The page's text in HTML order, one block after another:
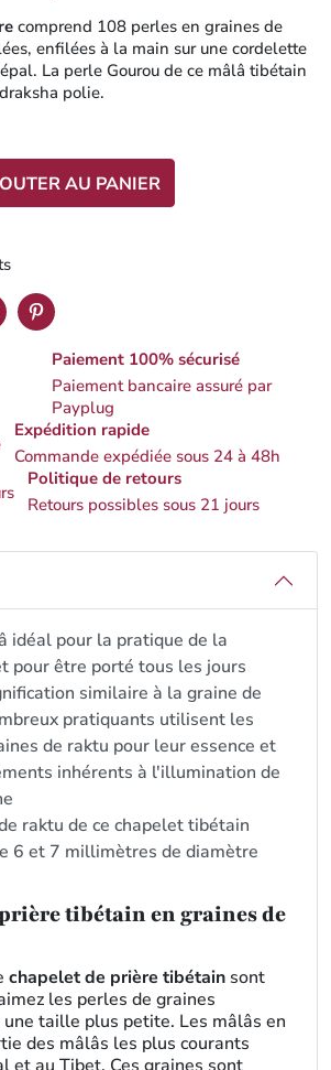
comprend 108 perles en graines de
enfilées à la main sur une cordelette
La perle Gourou de ce mâlâ tibétain
polie.
AU PANIER
Paiement 100% sécurisé
Paiement bancaire assuré par
Payplug
Expédition rapide
Commande expédiée sous 24 à 48h
Politique de retours
Retours possibles sous 21 jours
idéal pour la pratique de la
pour être porté tous les jours
similaire à la graine de
pratiquants utilisent les
de raktu pour leur essence et
inhérents à l'illumination de
raktu de ce chapelet tibétain
6 et 7 millimètres de diamètre
tibétain en graines de
chapelet de prière tibétain sont
les perles de graines
taille plus petite. Les mâlâs en
des mâlâs les plus courants